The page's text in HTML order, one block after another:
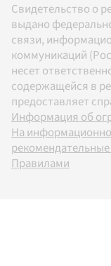
Свидетельство о
выдано
связи,
коммуникаций
несет
содержащейся в
предоставляет
Информация об
На
Правилами